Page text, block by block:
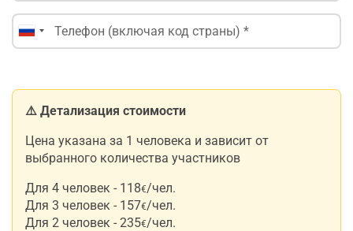
⚠️ Детализация стоимости
Цена указана за 1 человека и зависит от
выбранного количества участников
Для 4 человек - 118€/чел.
Для 3 человек - 157€/чел.
Для 2 человек - 235€/чел.